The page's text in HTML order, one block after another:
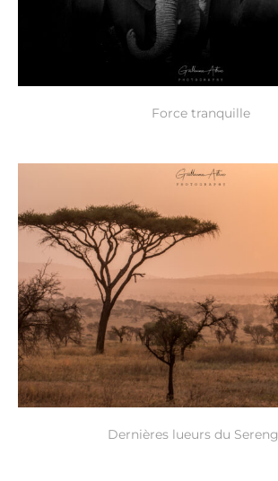
Force tranquille
Dernières lueurs du